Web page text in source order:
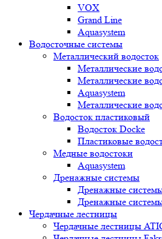
VOX
Grand Line
Aquasystem
Водосточные системы
Металлический водосток
Металлические
Металлические
Aquasystem
Металлические
Водосток пластиковый
Водосток Docke
Пластиковые
Медные водостоки
Aquasystem
Дренажные системы
Дренажные
Дренажные
Чердачные лестницы
Чердачные лестницы